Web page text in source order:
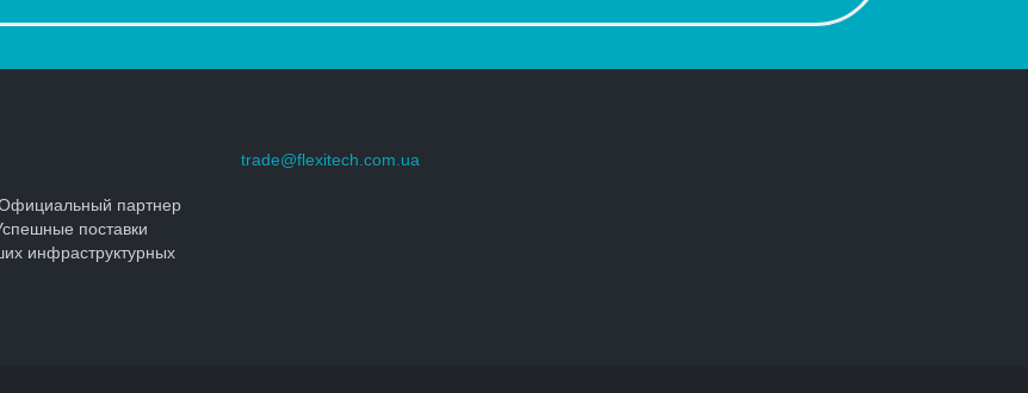
партнер
поставки
инфраструктурных
trade@flexitech.com.ua